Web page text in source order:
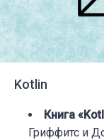
Kotlin
Книга
Гриффитс и